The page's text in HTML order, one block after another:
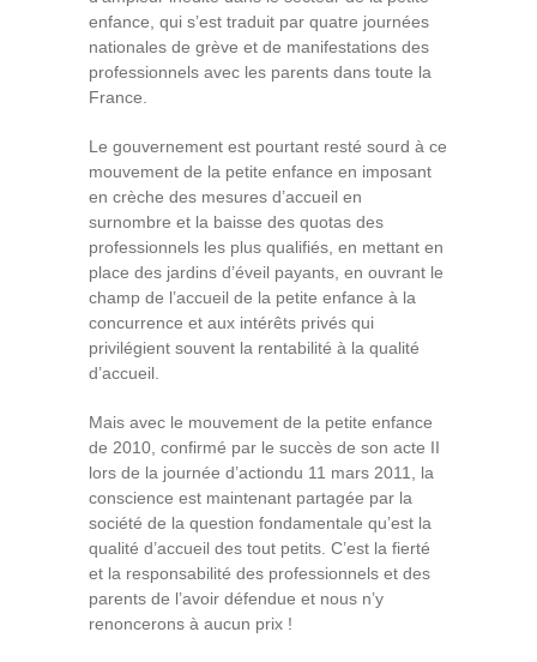
enfance, qui s’est traduit par quatre journées
nationales de grève et de manifestations des
professionnels avec les parents dans toute la
France.
Le gouvernement est pourtant resté sourd à ce
mouvement de la petite enfance en imposant
en crèche des mesures d’accueil en
surnombre et la baisse des quotas des
professionnels les plus qualifiés, en mettant en
place des jardins d’éveil payants, en ouvrant le
champ de l’accueil de la petite enfance à la
concurrence et aux intérêts privés qui
privilégient souvent la rentabilité à la qualité
d’accueil.
Mais avec le mouvement de la petite enfance
de 2010, confirmé par le succès de son acte II
lors de la journée d’actiondu 11 mars 2011, la
conscience est maintenant partagée par la
société de la question fondamentale qu’est la
qualité d’accueil des tout petits. C’est la fierté
et la responsabilité des professionnels et des
parents de l’avoir défendue et nous n’y
renoncerons à aucun prix !